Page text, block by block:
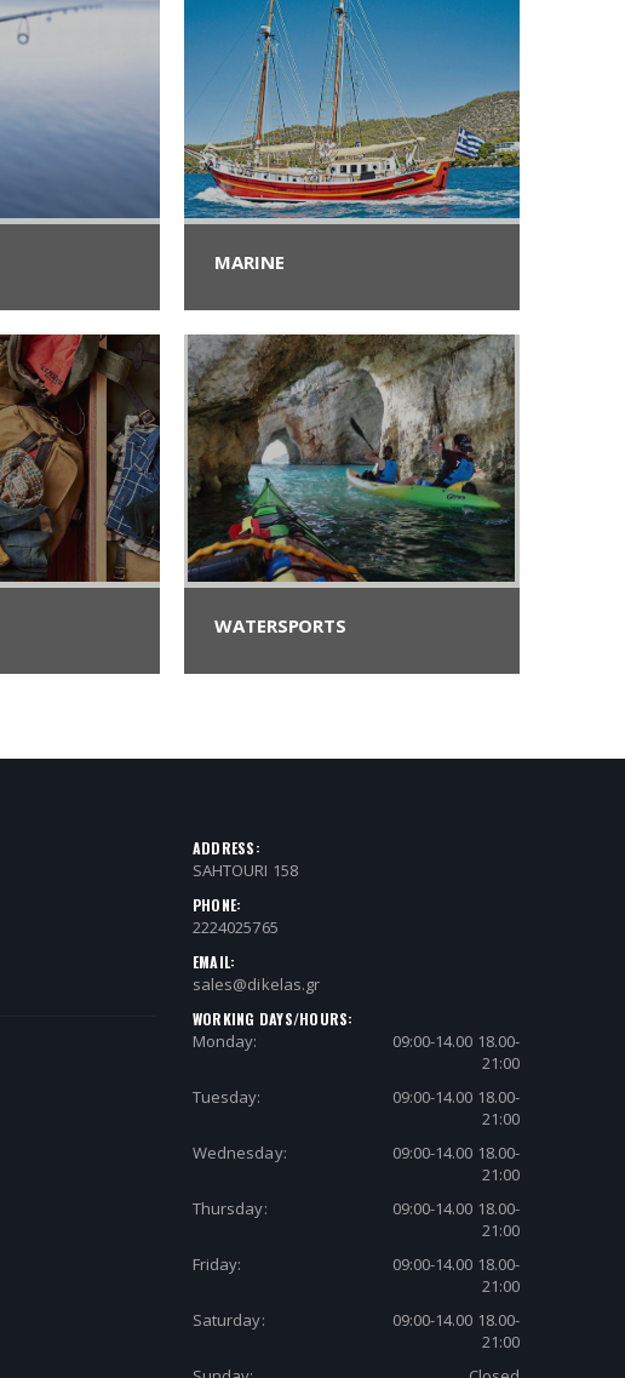
MARINE
WATERSPORTS
ADDRESS:
SAHTOURI 158
PHONE:
2224025765
EMAIL:
sales@dikelas.gr
WORKING DAYS/HOURS:
Monday:
09:00-14.00 18.00-
21:00
Tuesday:
09:00-14.00 18.00-
21:00
Wednesday:
09:00-14.00 18.00-
21:00
Thursday:
09:00-14.00 18.00-
21:00
Friday:
09:00-14.00 18.00-
21:00
Saturday:
09:00-14.00 18.00-
21:00